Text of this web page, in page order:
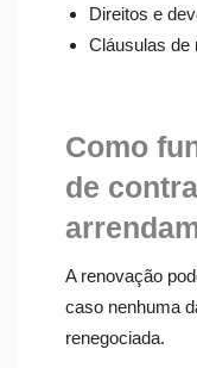
Direitos e
Cláusulas de
Como
de
A renovação
caso nenhuma
renegociada.